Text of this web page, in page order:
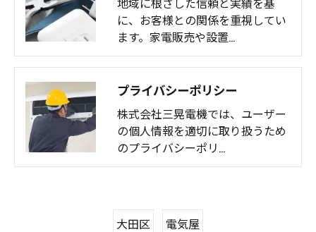
に、お客様との関係を重視してい
ます。家電販売や設置…
プライバシーポリシー
株式会社三晃電機では、ユーザー
の個人情報を適切に取り扱うため
のプライバシーポリ…
大田区 電気屋